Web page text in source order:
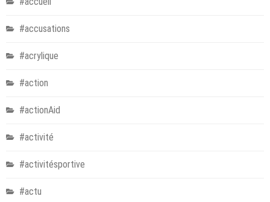
#accusations
#acrylique
#action
#actionAid
#activité
#activitésportive
#actu